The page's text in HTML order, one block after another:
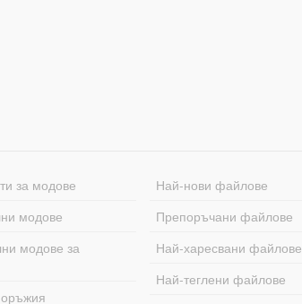
за модове
модове
модове за
Най-нови файлове
Препоръчани файлове
Най-харесвани файлове
Най-теглени файлове